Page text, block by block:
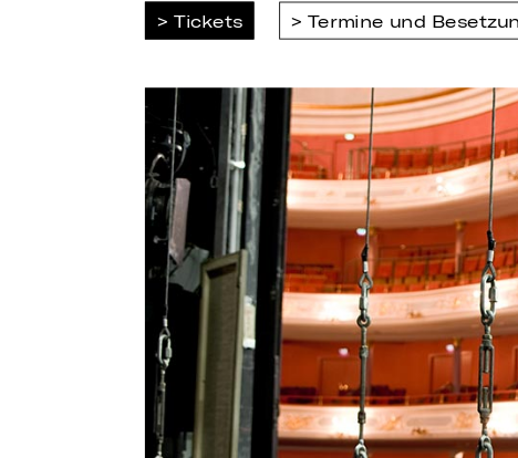
Tickets Termine und